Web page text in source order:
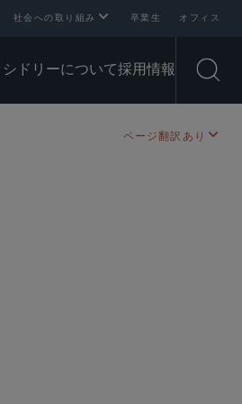
社会への取り組み 卒業生 オフィス
シドリーについて採用情報
ページ翻訳あり